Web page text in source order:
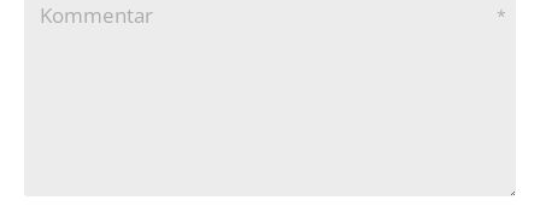
Kommentar *